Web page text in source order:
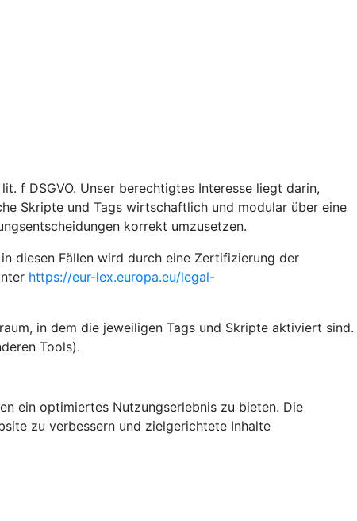
f DSGVO. Unser berechtigtes Interesse liegt darin,
Skripte und Tags wirtschaftlich und modular über eine
korrekt umzusetzen.
diesen Fällen wird durch eine Zertifizierung der
https://eur-lex.europa.eu/legal-
in dem die jeweiligen Tags und Skripte aktiviert sind.
Tools).
ein optimiertes Nutzungserlebnis zu bieten. Die
zu verbessern und zielgerichtete Inhalte